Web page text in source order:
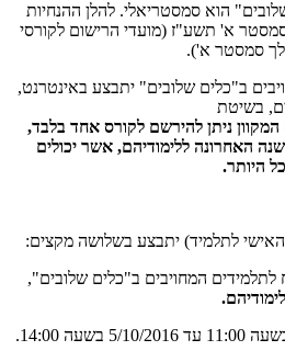
הוא סמסטריאלי. להלן ההנחיות
סמסטר א' תשע"ז (מועדי הרישום לקורסי
סמסטר א').
ב"כלים שלובים" יתבצע באינטרנט,
בשיטת
המקוון ניתן להירשם לקורס אחד בלבד,
האחרונה ללימודיהם, אשר יכולים
היותר.
לתלמיד) יתבצע בשלושה מקצים:
לתלמידים המחויבים ב"כלים שלובים",